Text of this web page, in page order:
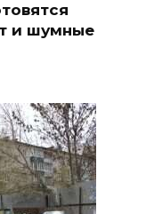
и шумные